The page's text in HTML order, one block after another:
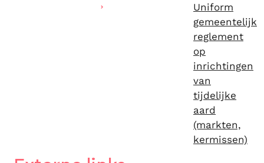
Uniform
gemeentelijk
reglement
op
inrichtingen
van
tijdelijke
aard
(markten,
kermissen)